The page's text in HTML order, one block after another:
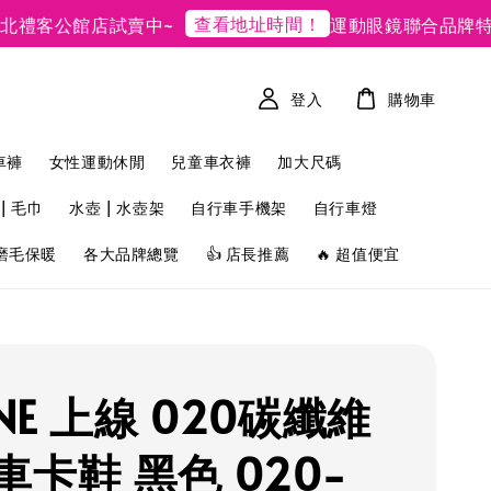
公館店試賣中~ 查看地址時間！ 運動眼鏡聯合品牌特賣
褲 女性運動休閒 兒童車衣褲 加大尺碼
毛巾 水壺 | 水壺架 自行車手機架 自行車燈
毛保暖 各大品牌總覽 👍 店長推薦 🔥 超值便宜
登入 購物車
上線 020碳纖維
卡鞋 黑色 020-